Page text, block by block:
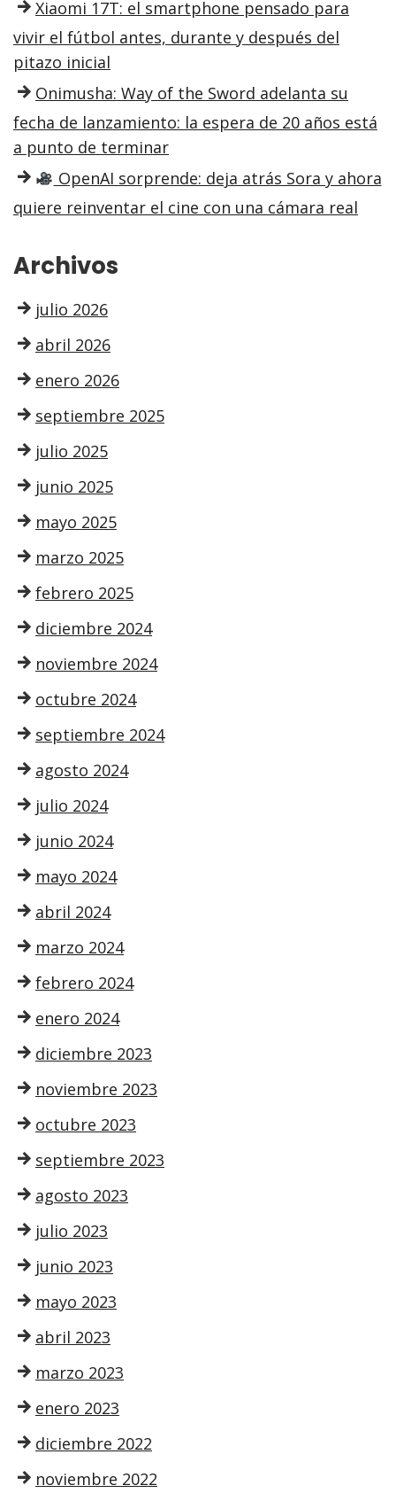
Xiaomi 17T: el smartphone pensado para
vivir el fútbol antes, durante y después del
pitazo inicial
Onimusha: Way of the Sword adelanta su
fecha de lanzamiento: la espera de 20 años está
a punto de terminar
OpenAI sorprende: deja atrás Sora y ahora
quiere reinventar el cine con una cámara real
Archivos
julio 2026
abril 2026
enero 2026
septiembre 2025
julio 2025
junio 2025
mayo 2025
marzo 2025
febrero 2025
diciembre 2024
noviembre 2024
octubre 2024
septiembre 2024
agosto 2024
julio 2024
junio 2024
mayo 2024
abril 2024
marzo 2024
febrero 2024
enero 2024
diciembre 2023
noviembre 2023
octubre 2023
septiembre 2023
agosto 2023
julio 2023
junio 2023
mayo 2023
abril 2023
marzo 2023
enero 2023
diciembre 2022
noviembre 2022